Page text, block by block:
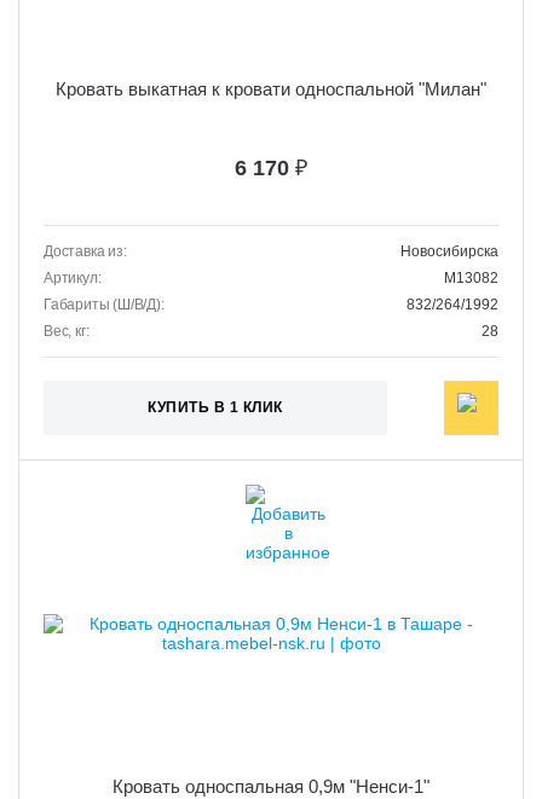
Кровать выкатная к кровати односпальной "Милан"
6 170 ₽
Доставка из:
Новосибирска
Артикул:
M13082
Габариты (Ш/В/Д):
832/264/1992
Вес, кг:
28
КУПИТЬ В 1 КЛИК
Кровать односпальная 0,9м "Ненси-1"